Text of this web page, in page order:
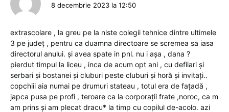
8 decembrie 2023 la 12:50
extrascolare , la greu pe la niste colegii tehnice dintre ultimele
3 pe județ , pentru ca duamna directoare se scremea sa iasa
directorul anului. și avea spate in pnl. nu i așa , dana ?
pierdut timpul la liceu , inca de acum opt ani , cu defilari și
serbari și bostanei și cluburi peste cluburi și horă și invitați..
copchiii aia numai pe drumuri stateau , totul era de fațadă ,
japca pusa pe profi , teroare ca la corporații frate ,noroc, ca m
am prins și am plecat dracu* la timp cu copilul de-acolo. azi